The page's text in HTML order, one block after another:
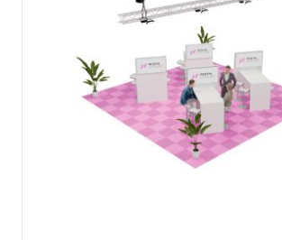
Truss balk van 7 meter (takels
hangpunten niet inbegrepen)
Afmetingen volledig naar
passen (meerprijs)
Beschikbaar in zilver en zwart